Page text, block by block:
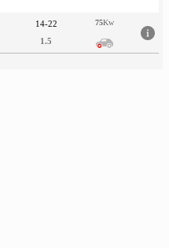
14-22
1.5
75Kw